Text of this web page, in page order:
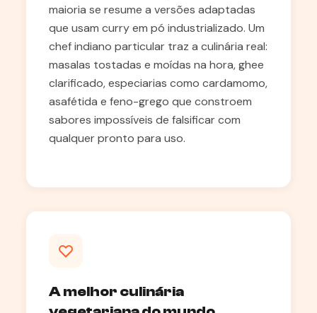
maioria se resume a versões adaptadas
que usam curry em pó industrializado. Um
chef indiano particular traz a culinária real:
masalas tostadas e moídas na hora, ghee
clarificado, especiarias como cardamomo,
asafétida e feno-grego que constroem
sabores impossíveis de falsificar com
qualquer pronto para uso.
A melhor culinária